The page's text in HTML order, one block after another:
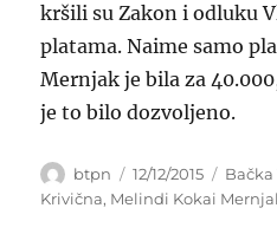
kršili su Zakon i odluku
platama. Naime samo
Mernjak je bila za
je to bilo dozvoljeno.
Author
btpn
Posted
on
12/12/2015 Bačka
Krivična, Melindi Kokai